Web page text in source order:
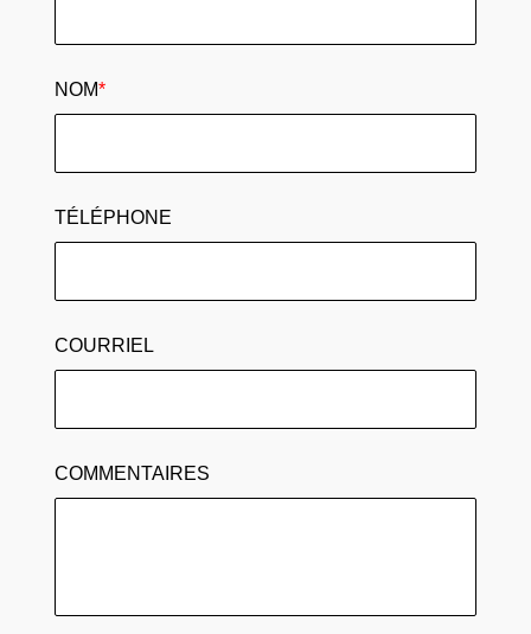
NOM*
TÉLÉPHONE
COURRIEL
COMMENTAIRES